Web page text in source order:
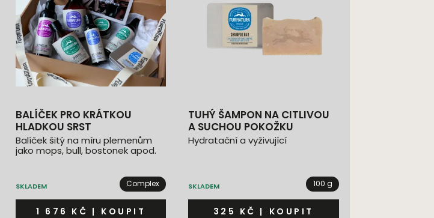
BALÍČEK PRO KRÁTKOU
HLADKOU SRST
Balíček šitý na míru plemenům
jako mops, bull, bostonek apod.
SKLADEM Complex
1 676 KČ | KOUPIT
TUHÝ ŠAMPON NA CITLIVOU
A SUCHOU POKOŽKU
Hydratační a vyživující
SKLADEM 100 g
325 KČ | KOUPIT